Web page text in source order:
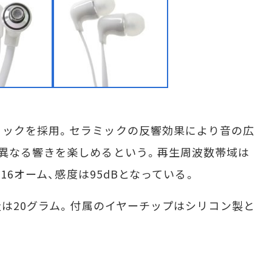
クを採用。セラミックの反響効果により音の広
なる響きを楽しめるという。再生周波数帯域は
オーム、感度は95dBとなっている。
20グラム。付属のイヤーチップはシリコン製と